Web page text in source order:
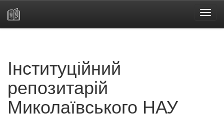
Інституційний
репозитарій
Миколаївського НАУ